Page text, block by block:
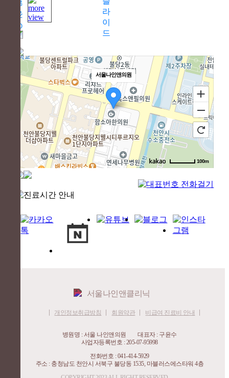
서울나인앤의원
100m
개인정보취급방침 회원약관 비급여 진료비 안내
병원명 : 서울 나인앤의원
대표자 : 구윤수
사업자등록번호 : 205-07-95998
전화번호 : 041-414-5929
주소 : 충청남도 천안시 서북구 불당동 1535, 마블러스에스타워 4층